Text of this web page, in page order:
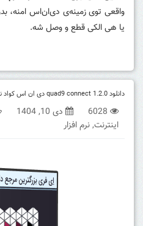
واقعی توی زمینه‌ی دی‌ان‌اس امنه،
یا هی الکی قطع و وصل شه.
دانلود quad9 connect 1.2.0 دی ان اس کواد ناین برای اندروید
6028 دی 10, 1404
اینترنت,نرم افزار